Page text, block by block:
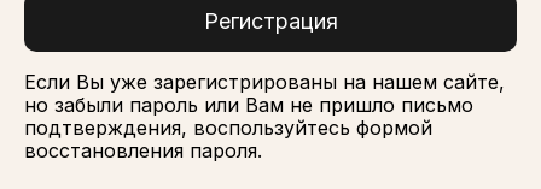
Регистрация
Если Вы уже зарегистрированы на нашем сайте,
но забыли пароль или Вам не пришло письмо
подтверждения, воспользуйтесь формой
восстановления пароля.